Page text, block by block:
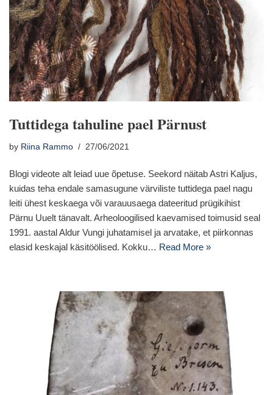
Tuttidega tahuline pael Pärnust
by Riina Rammo 27/06/2021
Blogi videote alt leiad uue õpetuse. Seekord näitab Astri Kaljus,
kuidas teha endale samasugune värviliste tuttidega pael nagu
leiti ühest keskaega või varauusaega dateeritud prügikihist
Pärnu Uuelt tänavalt. Arheoloogilised kaevamised toimusid seal
1991. aastal Aldur Vungi juhatamisel ja arvatake, et piirkonnas
elasid keskajal käsitöölised. Kokku… Read More »